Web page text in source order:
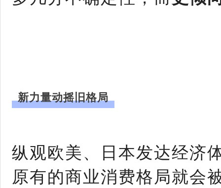
新力量动摇旧格局
纵观欧美、日本发达经济
原有的商业消费格局就会